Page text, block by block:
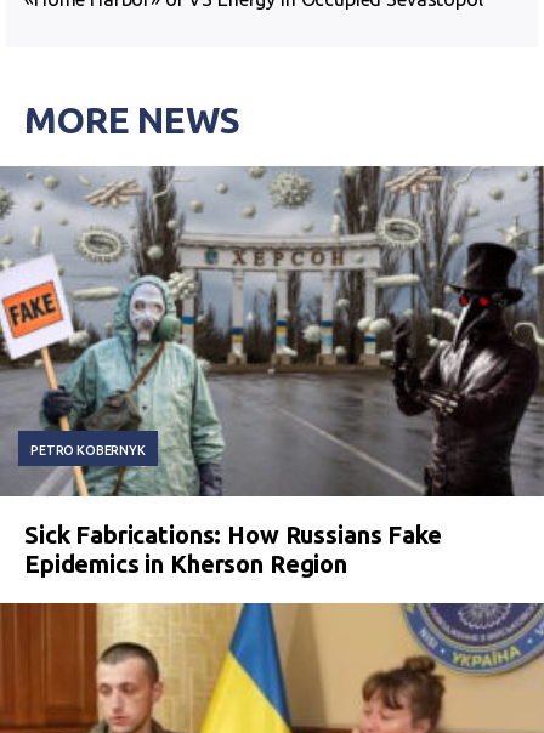
MORE NEWS
PETRO KOBERNYK
Sick Fabrications: How Russians Fake
Epidemics in Kherson Region